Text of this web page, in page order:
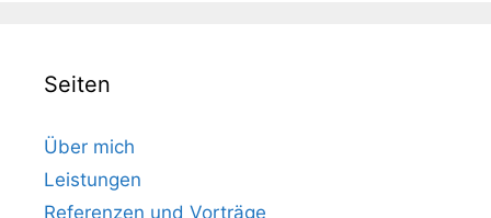
Seiten
Über mich
Leistungen
Referenzen und Vorträge